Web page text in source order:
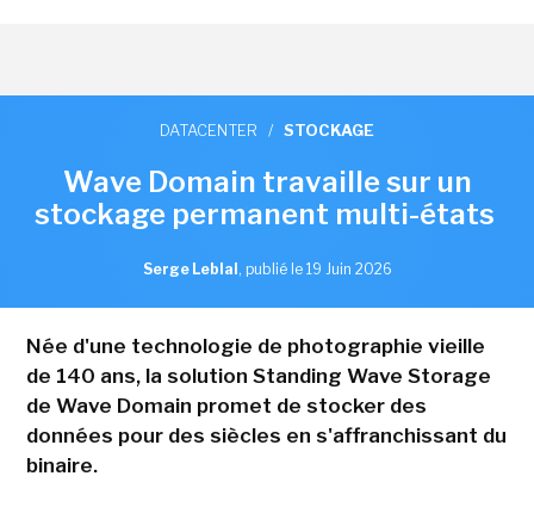
DATACENTER / STOCKAGE
Wave Domain travaille sur un
stockage permanent multi-états
Serge Leblal, publié le 19 Juin 2026
Née d'une technologie de photographie vieille
de 140 ans, la solution Standing Wave Storage
de Wave Domain promet de stocker des
données pour des siècles en s'affranchissant du
binaire.